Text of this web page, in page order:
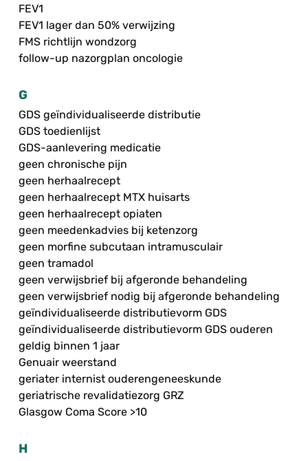
FEV1
FEV1 lager dan 50% verwijzing
FMS richtlijn wondzorg
follow-up nazorgplan oncologie
G
GDS geïndividualiseerde distributie
GDS toedienlijst
GDS-aanlevering medicatie
geen chronische pijn
geen herhaalrecept
geen herhaalrecept MTX huisarts
geen herhaalrecept opiaten
geen meedenkadvies bij ketenzorg
geen morfine subcutaan intramusculair
geen tramadol
geen verwijsbrief bij afgeronde behandeling
geen verwijsbrief nodig bij afgeronde behandeling
geïndividualiseerde distributievorm GDS
geïndividualiseerde distributievorm GDS ouderen
geldig binnen 1 jaar
Genuair weerstand
geriater internist ouderengeneeskunde
geriatrische revalidatiezorg GRZ
Glasgow Coma Score >10
H